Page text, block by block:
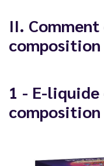
II.
composition
1 - E-liquide